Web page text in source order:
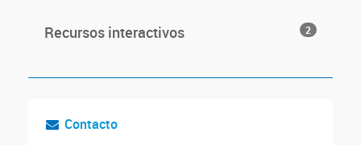
Recursos interactivos 2
Contacto